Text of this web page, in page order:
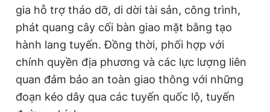
gia hỗ trợ tháo dỡ, di dời tài sản, công trình,
phát quang cây cối bàn giao mặt bằng tạo
hành lang tuyến. Đồng thời, phối hợp với
chính quyền địa phương và các lực lượng liên
quan đảm bảo an toàn giao thông với những
đoạn kéo dây qua các tuyến quốc lộ, tuyến